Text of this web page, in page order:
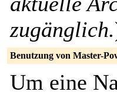
zugänglich.
Benutzung von Master-
Um eine